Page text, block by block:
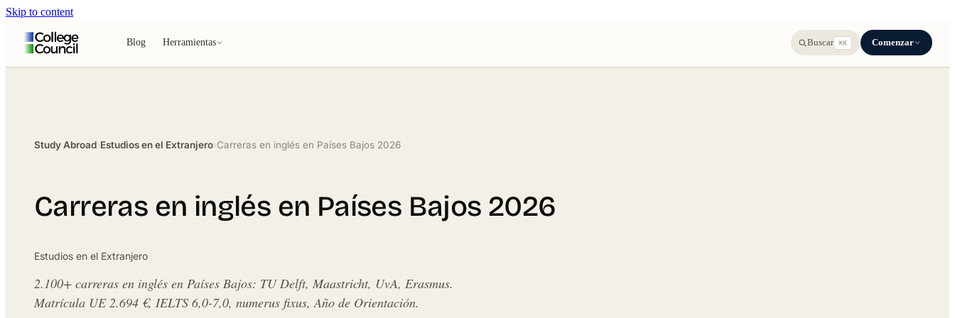
Skip to content
Blog Herramientas Buscar ⌘K Comenzar
Study Abroad›Estudios en el Extranjero›Carreras en inglés en Países Bajos 2026
Carreras en inglés en Países Bajos 2026
Estudios en el Extranjero
2.100+ carreras en inglés en Países Bajos: TU Delft, Maastricht, UvA, Erasmus.
Matrícula UE 2.694 €, IELTS 6,0-7,0, numerus fixus, Año de Orientación.